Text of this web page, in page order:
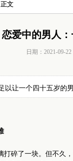
正文
恋爱中的男人
日期：2021-09-
以让一个四十五岁的
碎了一块。但不久，